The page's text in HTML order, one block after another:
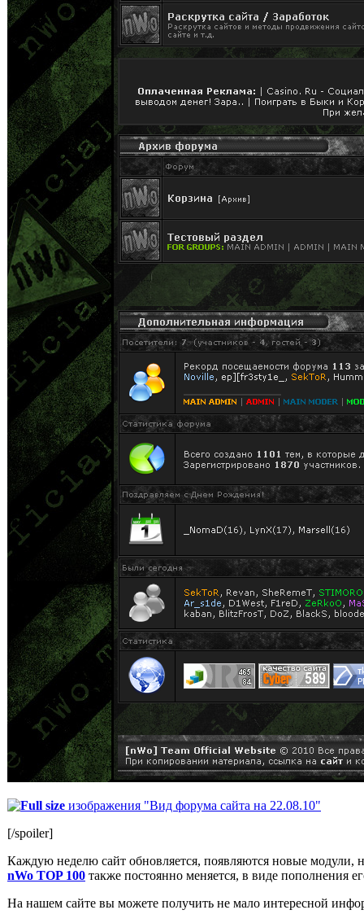
Full size изображения "Вид форума сайта на 22.08.10"
[/spoiler]
Каждую неделю сайт обновляется, появляются новые модули,
nWo TOP 100 также постоянно меняется, в виде пополнения
На нашем сайте вы можете получить не мало интересной